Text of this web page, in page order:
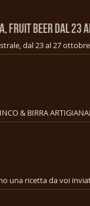
fruit beer dal 23
& BIRRA